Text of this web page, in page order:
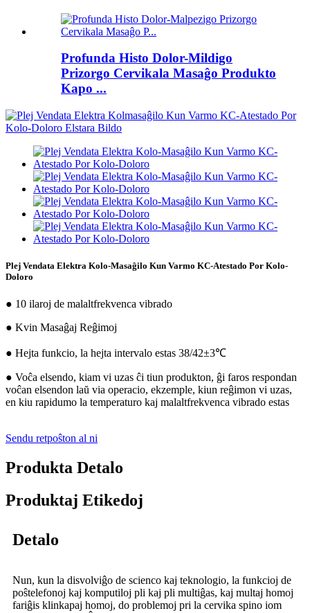
Profunda Histo Dolor-Mildigo
Prizorgo Cervikala Masaĝo Produkto
Kapo ...
Plej Vendata Elektra Kolo-Masaĝilo Kun Varmo KC-Atestado Por Kolo-
Doloro
● 10 ilaroj de malaltfrekvenca vibrado
● Kvin Masaĝaj Reĝimoj
● Hejta funkcio, la hejta intervalo estas 38/42±3℃
● Voĉa elsendo, kiam vi uzas ĉi tiun produkton, ĝi faros respondan
voĉan elsendon laŭ via operacio, ekzemple, kiun reĝimon vi uzas,
en kiu rapidumo la temperaturo kaj malaltfrekvenca vibrado estas
Sendu retpoŝton al ni
Produkta Detalo
Produktaj Etikedoj
Detalo
Nun, kun la disvolviĝo de scienco kaj teknologio, la funkcioj de
poŝtelefonoj kaj komputiloj pli kaj pli multiĝas, kaj multaj homoj
fariĝis klinkapaj homoj, do problemoj pri la cervika spino iom